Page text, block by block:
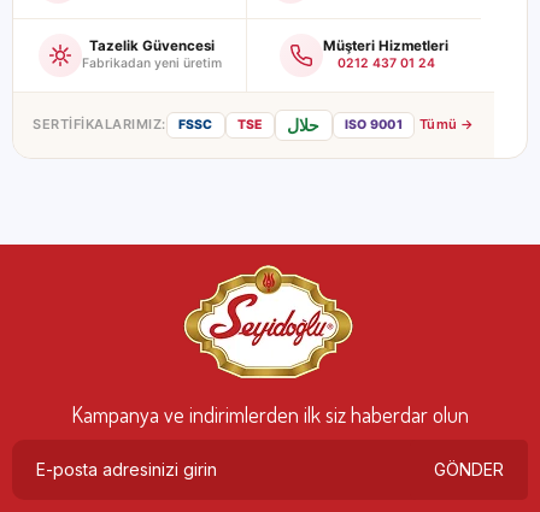
Tazelik Güvencesi
Fabrikadan yeni üretim
Müşteri Hizmetleri
0212 437 01 24
SERTIFIKALARIMIZ: FSSC TSE حلال ISO 9001 Tümü →
Kampanya ve indirimlerden ilk siz haberdar olun
GÖNDER